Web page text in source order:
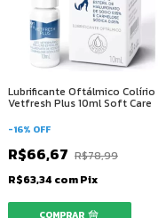
Lubrificante Oftálmico Colírio
Vetfresh Plus 10ml Soft Care
-16% OFF
R$66,67 R$78,99
R$63,34 comPix